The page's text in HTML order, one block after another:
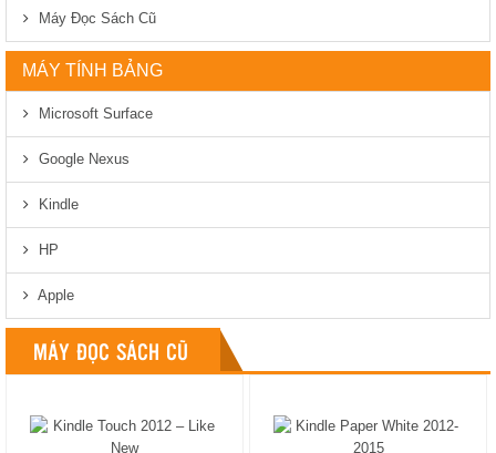
Máy Đọc Sách Cũ
MÁY TÍNH BẢNG
Microsoft Surface
Google Nexus
Kindle
HP
Apple
MÁY ĐỌC SÁCH CŨ